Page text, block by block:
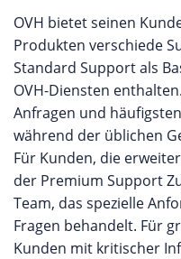
09:00 bis 22:00 Uhr
Selbstverständlich
interne Ticketsystem
üblicherweise
Antwort. Zusätzlich
Webseite ein
relevanten
Kundenforum zur
unserer Webseite
Alfahosting GmbH
anderer Kunden des
OVH bietet seinen
Produkten verschiede
Standard Support als
OVH-Diensten
Anfragen und
während der üblichen
Für Kunden, die
der Premium Support
Team, das spezielle
Fragen behandelt. Für
Kunden mit kritischer